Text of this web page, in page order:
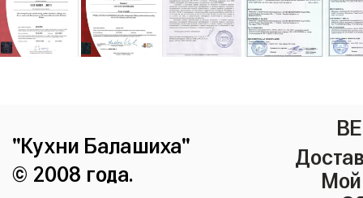
"Кухни Балашиха"
© 2008 года.